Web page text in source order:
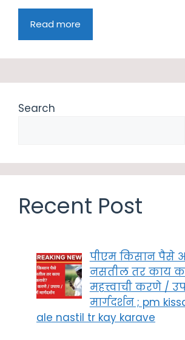
Read more
Search
Recent Post
पीएम किसान पैसे
नसतील तर काय
महत्त्वाची करणे /
मार्गदर्शन ; pm
ale nastil tr kay karave